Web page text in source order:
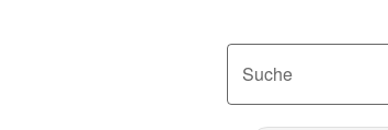
Suche